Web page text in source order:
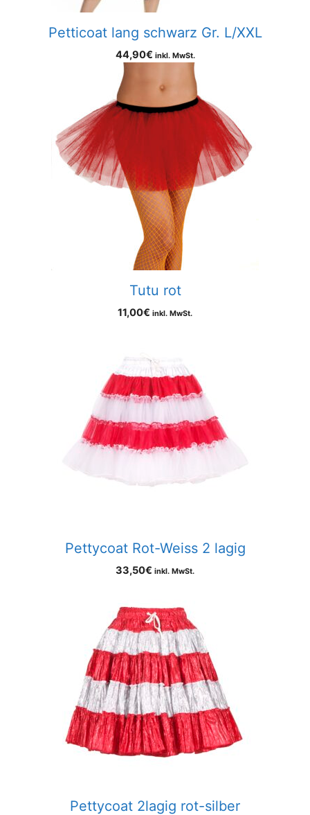
Petticoat lang schwarz Gr. L/XXL
44,90€ inkl. MwSt.
Tutu rot
11,00€ inkl. MwSt.
Pettycoat Rot-Weiss 2 lagig
33,50€ inkl. MwSt.
Pettycoat 2lagig rot-silber